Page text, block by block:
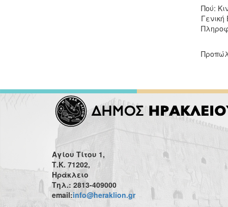
Πού:
Αγίου Τίτου 1,
Τ.Κ. 71202,
Ηράκλειο
Τηλ.: 2813-409000
email:info@heraklion.gr